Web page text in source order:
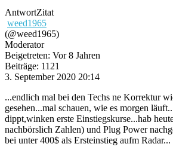
AntwortZitat
weed1965
(@weed1965)
Moderator
Beigetreten: Vor 8 Jahren
Beiträge: 1121
3. September 2020 20:14
...endlich mal bei den Techs ne Korrektur
gesehen...mal schauen, wie es morgen
dippt,winken erste Einstiegskurse...hab
nachbörslich Zahlen) und Plug Power
bei unter 400$ als Ersteinstieg aufm Radar...